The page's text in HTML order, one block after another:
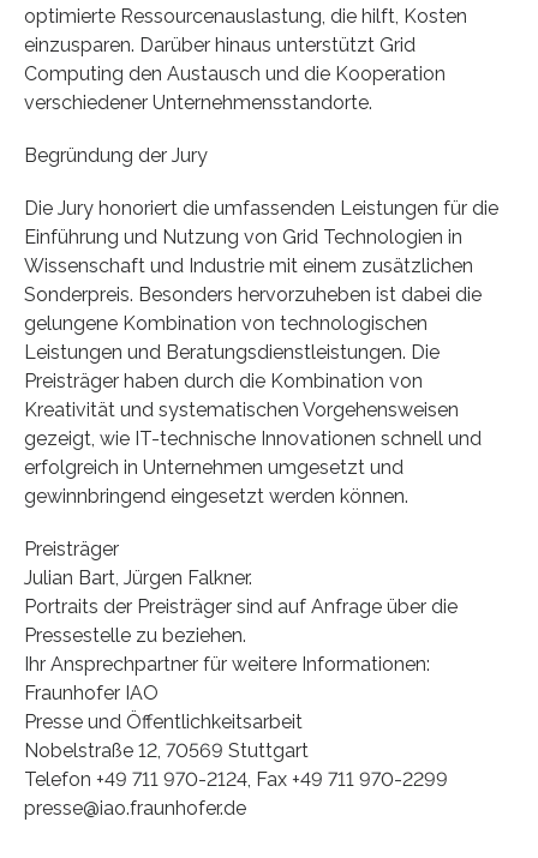
optimierte Ressourcenauslastung, die hilft, Kosten
einzusparen. Darüber hinaus unterstützt Grid
Computing den Austausch und die Kooperation
verschiedener Unternehmensstandorte.
Begründung der Jury
Die Jury honoriert die umfassenden Leistungen für die
Einführung und Nutzung von Grid Technologien in
Wissenschaft und Industrie mit einem zusätzlichen
Sonderpreis. Besonders hervorzuheben ist dabei die
gelungene Kombination von technologischen
Leistungen und Beratungsdienstleistungen. Die
Preisträger haben durch die Kombination von
Kreativität und systematischen Vorgehensweisen
gezeigt, wie IT-technische Innovationen schnell und
erfolgreich in Unternehmen umgesetzt und
gewinnbringend eingesetzt werden können.
Preisträger
Julian Bart, Jürgen Falkner.
Portraits der Preisträger sind auf Anfrage über die
Pressestelle zu beziehen.
Ihr Ansprechpartner für weitere Informationen:
Fraunhofer IAO
Presse und Öffentlichkeitsarbeit
Nobelstraße 12, 70569 Stuttgart
Telefon +49 711 970-2124, Fax +49 711 970-2299
presse@iao.fraunhofer.de